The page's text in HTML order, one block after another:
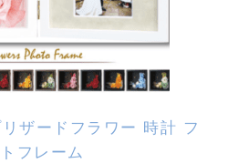
リザードフラワー 時計 フ
フレーム